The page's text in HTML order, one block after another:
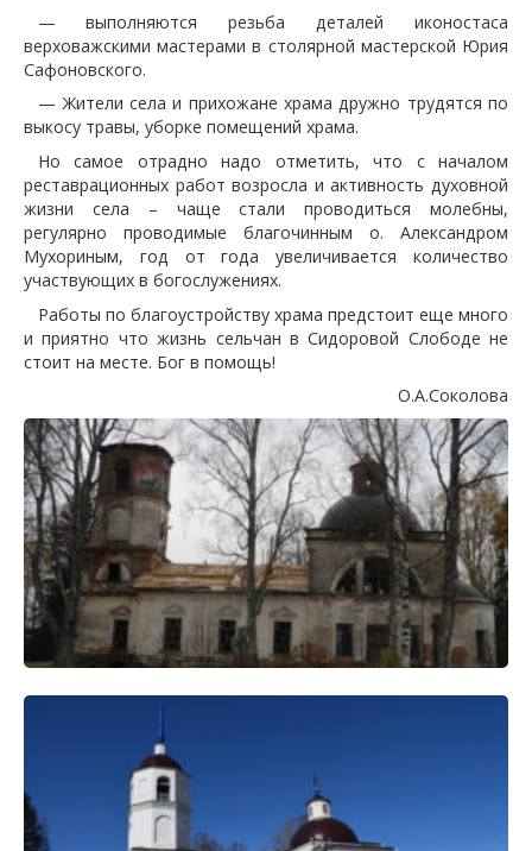
— выполняются резьба деталей иконостаса
верховажскими мастерами в столярной мастерской Юрия
Сафоновского.
— Жители села и прихожане храма дружно трудятся по
выкосу травы, уборке помещений храма.
Но самое отрадно надо отметить, что с началом
реставрационных работ возросла и активность духовной
жизни села – чаще стали проводиться молебны,
регулярно проводимые благочинным о. Александром
Мухориным, год от года увеличивается количество
участвующих в богослужениях.
Работы по благоустройству храма предстоит еще много
и приятно что жизнь сельчан в Сидоровой Слободе не
стоит на месте. Бог в помощь!
О.А.Соколова